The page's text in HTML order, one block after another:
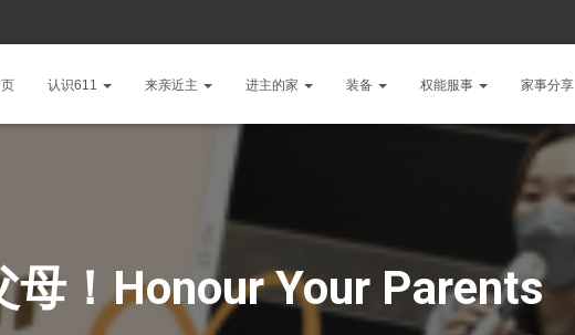
认识611 来亲近主 进主的家 装备 权能服事 家事分享
！Honour Your Parents